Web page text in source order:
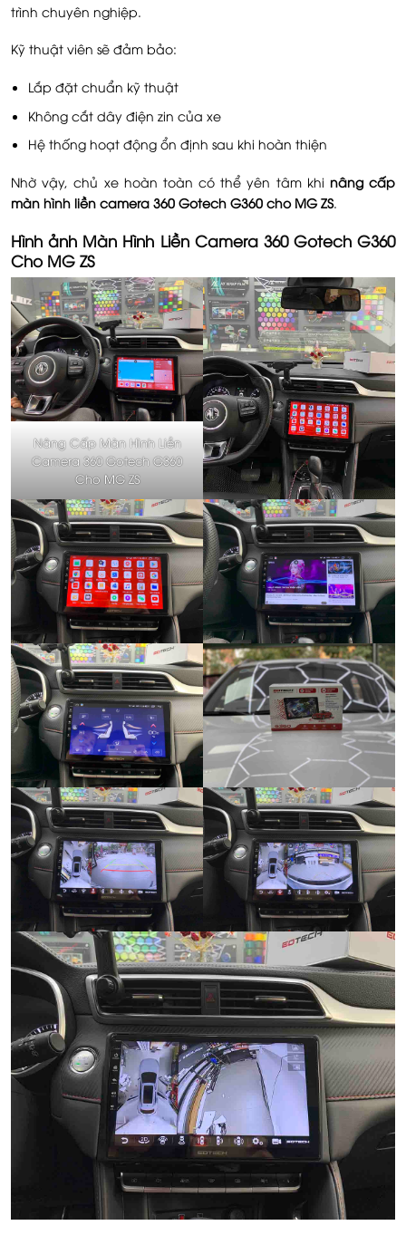
trình chuyên nghiệp.
Kỹ thuật viên sẽ đảm bảo:
Lắp đặt chuẩn kỹ thuật
Không cắt dây điện zin của xe
Hệ thống hoạt động ổn định sau khi hoàn thiện
Nhờ vậy, chủ xe hoàn toàn có thể yên tâm khi nâng cấp
màn hình liền camera 360 Gotech G360 cho MG ZS.
Hình ảnh Màn Hình Liền Camera 360 Gotech G360
Cho MG ZS
Nâng Cấp Màn Hình Liền
Camera 360 Gotech G360
Cho MG ZS